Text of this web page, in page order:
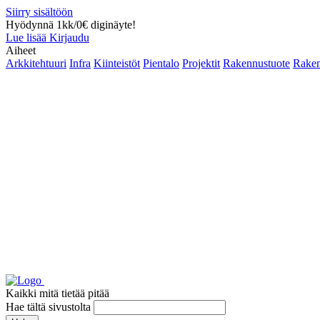
Siirry sisältöön
Hyödynnä 1kk/0€ diginäyte!
Lue lisää Kirjaudu
Aiheet
Arkkitehtuuri Infra Kiinteistöt Pientalo Projektit Rakennustuote
Kaikki mitä tietää pitää
Hae tältä sivustolta